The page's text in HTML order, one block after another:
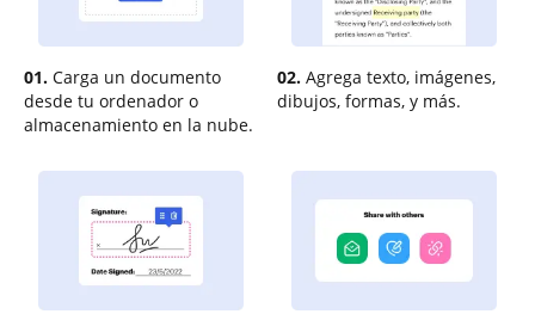
01. Carga un documento
desde tu ordenador o
almacenamiento en la nube.
02. Agrega texto, imágenes,
dibujos, formas, y más.